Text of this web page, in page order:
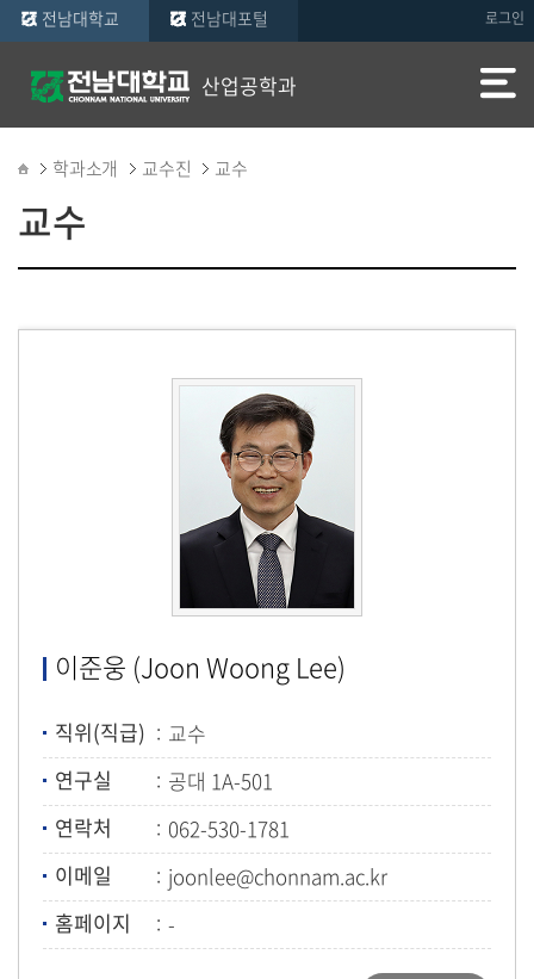
로그인
전남대학교 전남대포털
산업공학과
학과소개 교수진 교수
교수
이준웅 (Joon Woong Lee)
직위(직급)
교수
연구실
공대 1A-501
연락처
062-530-1781
이메일
joonlee@chonnam.ac.kr
홈페이지
-